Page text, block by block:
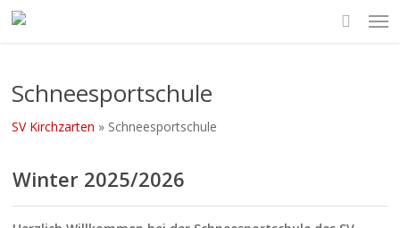
Skip
Schneesportschule
SV Kirchzarten » Schneesportschule
Winter 2025/2026